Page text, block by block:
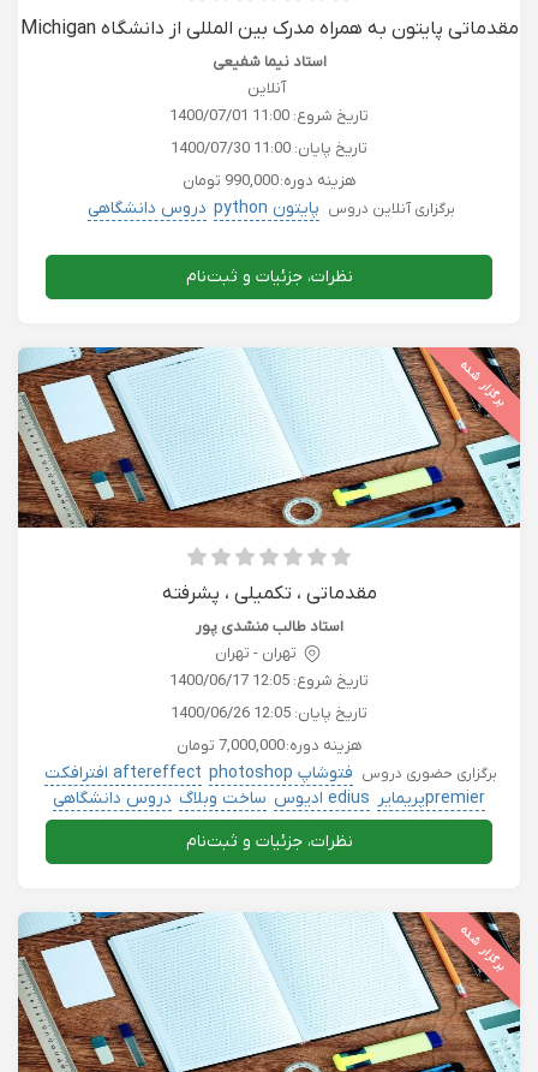
مقدماتی پایتون به همراه مدرک بین المللی از دانشگاه Michigan
استاد نیما شفیعی
آنلاین
تاریخ شروع: 1400/07/01 11:00
تاریخ پایان: 1400/07/30 11:00
هزینه دوره:990,000 تومان
برگزاری آنلاین دروس پایتون python دروس دانشگاهی
نظرات، جزئیات و ثبت‌نام
برگزار شده
مقدماتی ، تکمیلی ، پشرفته
استاد طالب منشدی پور
تهران - تهران
تاریخ شروع: 1400/06/17 12:05
تاریخ پایان: 1400/06/26 12:05
هزینه دوره:7,000,000 تومان
برگزاری حضوری دروس فتوشاپ photoshop
aftereffect افترافکت
premierپریمایر
edius ادیوس ساخت وبلاگ دروس دانشگاهی
نظرات، جزئیات و ثبت‌نام
برگزار شده